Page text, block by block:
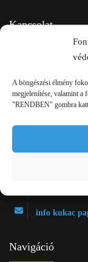
A böngészési élmény
megjelenítése, valamint a
"RENDBEN" gombra
Kapcsolat
2750
+36 20 334
info kukac
Navigáció